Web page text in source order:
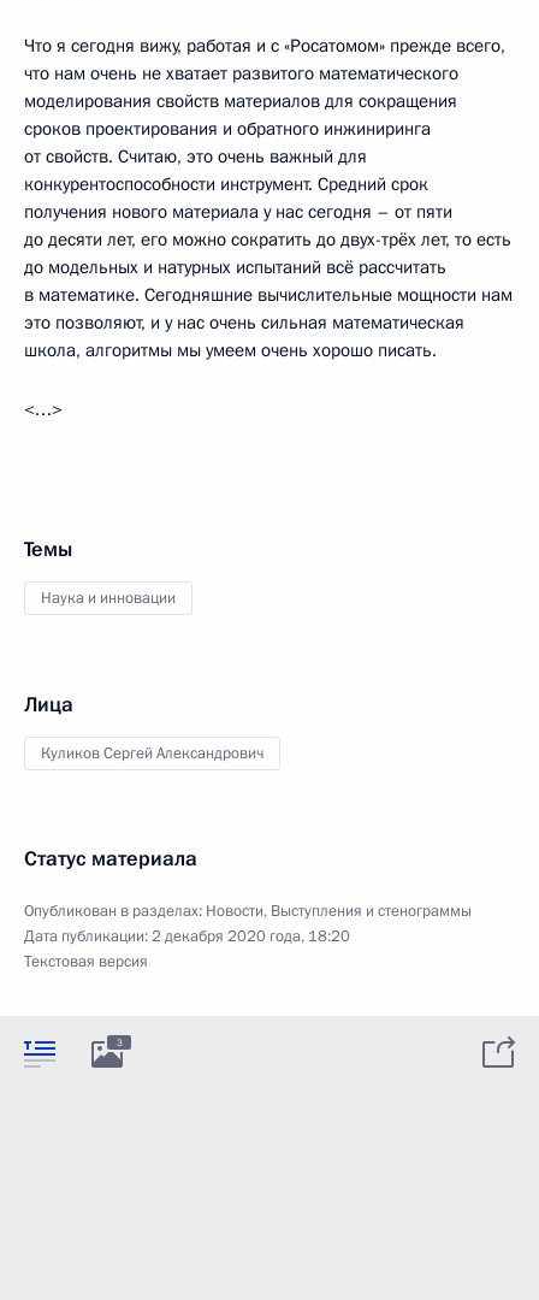
Что я сегодня вижу, работая и с «Росатомом» прежде всего,
что нам очень не хватает развитого математического
моделирования свойств материалов для сокращения
сроков проектирования и обратного инжиниринга
от свойств. Считаю, это очень важный для
конкурентоспособности инструмент. Средний срок
получения нового материала у нас сегодня – от пяти
до десяти лет, его можно сократить до двух-трёх лет, то есть
до модельных и натурных испытаний всё рассчитать
в математике. Сегодняшние вычислительные мощности нам
это позволяют, и у нас очень сильная математическая
школа, алгоритмы мы умеем очень хорошо писать.
<…>
Темы
Наука и инновации
Лица
Куликов Сергей Александрович
Статус материала
Опубликован в разделах: Новости, Выступления и стенограммы
Дата публикации:2 декабря 2020 года, 18:20
Текстовая версия
3